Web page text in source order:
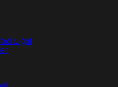
Light